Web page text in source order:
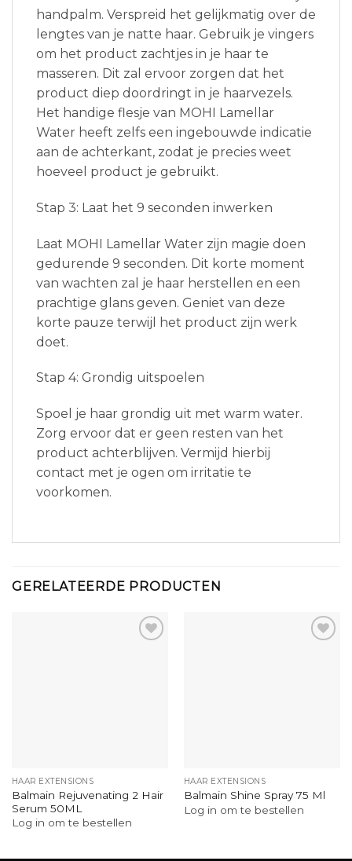
handpalm. Verspreid het gelijkmatig over de
lengtes van je natte haar. Gebruik je vingers
om het product zachtjes in je haar te
masseren. Dit zal ervoor zorgen dat het
product diep doordringt in je haarvezels.
Het handige flesje van MOHI Lamellar
Water heeft zelfs een ingebouwde indicatie
aan de achterkant, zodat je precies weet
hoeveel product je gebruikt.
Stap 3: Laat het 9 seconden inwerken
Laat MOHI Lamellar Water zijn magie doen
gedurende 9 seconden. Dit korte moment
van wachten zal je haar herstellen en een
prachtige glans geven. Geniet van deze
korte pauze terwijl het product zijn werk
doet.
Stap 4: Grondig uitspoelen
Spoel je haar grondig uit met warm water.
Zorg ervoor dat er geen resten van het
product achterblijven. Vermijd hierbij
contact met je ogen om irritatie te
voorkomen.
GERELATEERDE PRODUCTEN
HAAR EXTENSIONS
Balmain Rejuvenating 2 Hair
Serum 50ML
Log in om te bestellen
HAAR EXTENSIONS
Balmain Shine Spray 75 Ml
Log in om te bestellen